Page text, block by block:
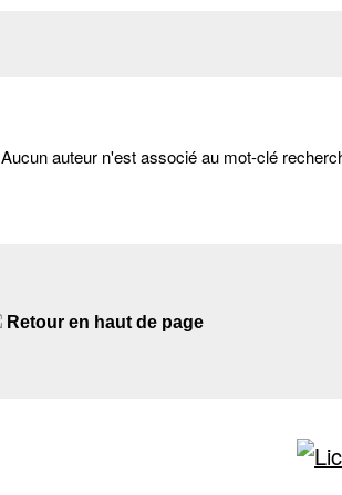
Aucun auteur n'est associé au mot-clé
Retour en haut de page